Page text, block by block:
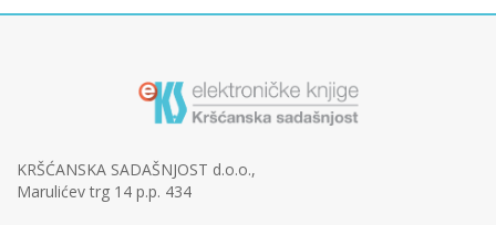
KRŠĆANSKA SADAŠNJOST d.o.o.,
Marulićev trg 14 p.p. 434